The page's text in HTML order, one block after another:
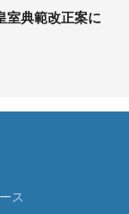
室典範改正案に
ス